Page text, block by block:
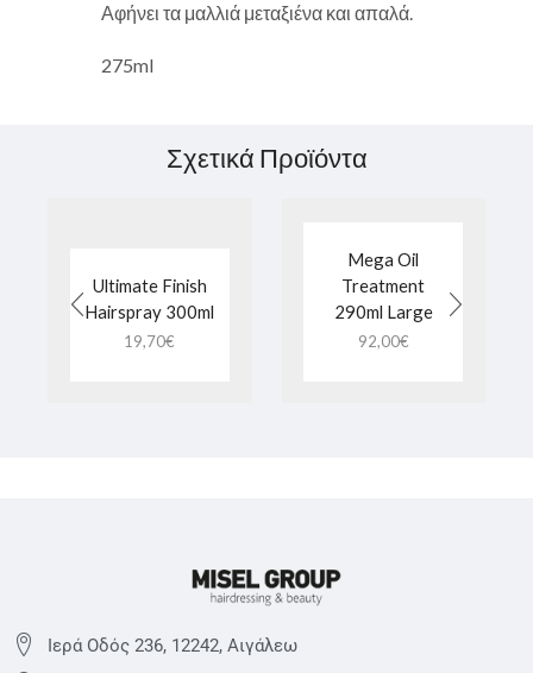
Αφήνει τα μαλλιά μεταξιένα και απαλά.
275ml
Σχετικά Προϊόντα
Ultimate Finish
Hairspray 300ml
19,70€
Mega Oil
Treatment
290ml Large
92,00€
Ιερά Οδός 236, 12242, Αιγάλεω